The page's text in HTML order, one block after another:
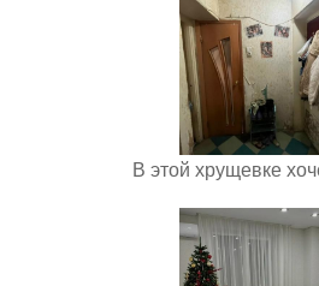
В этой хрущевке